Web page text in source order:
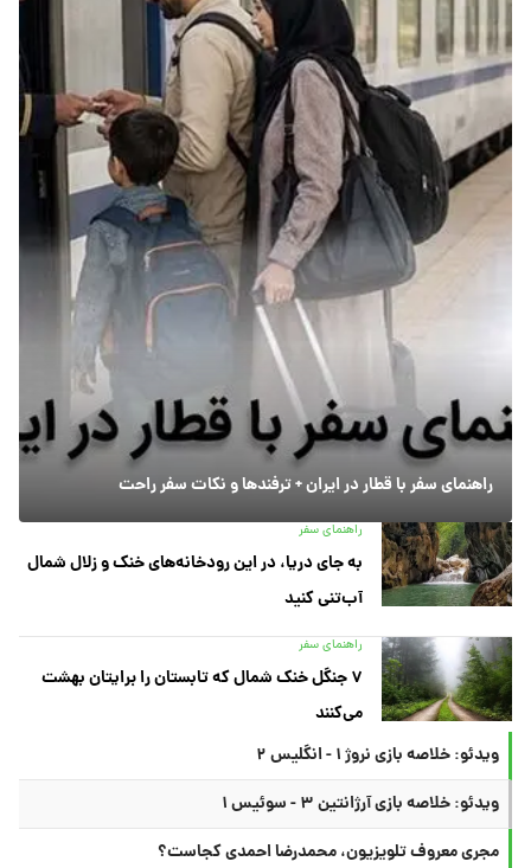
راهنمای سفر با قطار در ایران + ترفندها و نکات سفر راحت
راهنمای سفر
به جای دریا، در این رودخانه‌های خنک و زلال شمال
آب‌تنی کنید
راهنمای سفر
۷ جنگل خنک شمال که تابستان را برایتان بهشت
می‌کنند
ویدئو: خلاصه بازی نروژ ۱ - انگلیس ۲
ویدئو: خلاصه بازی آرژانتین ۳ - سوئیس ۱
مجری معروف تلویزیون، محمدرضا احمدی کجاست؟